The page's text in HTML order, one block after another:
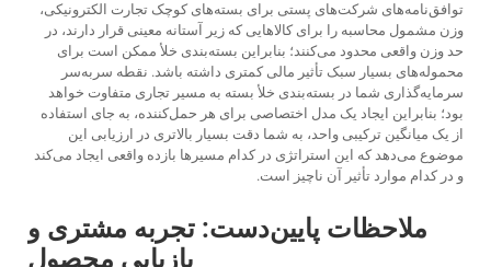
توافق‌نامه‌های شرکت‌های پستی برای بسته‌های کوچک تجارت الکترونیکی،
وزن مشمول محاسبه را برای کالاهایی که زیر آستانه معینی قرار دارند، در
حد وزن واقعی محدود می‌کنند؛ بنابراین بسته‌بندی خلأ ممکن است برای
محموله‌های بسیار سبک تأثیر مالی کمتری داشته باشد. نقطه سربه‌سر
سرمایه‌گذاری شما در بسته‌بندی خلأ بسته به مسیر تجاری متفاوت خواهد
بود؛ بنابراین ایجاد یک مدل اختصاصی برای هر حمل‌کننده، به جای استفاده
از یک میانگین ترکیبی واحد، به شما دقت بسیار بالاتری در ارزیابی این
موضوع می‌دهد که این استراتژی در کدام مسیرها بازده واقعی ایجاد می‌کند
و در کدام موارد تأثیر آن ناچیز است.
ملاحظات پایین‌دست: تجربه مشتری و
بازیابی محصول